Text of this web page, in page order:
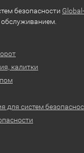
безопасности Global-
калитки
для систем